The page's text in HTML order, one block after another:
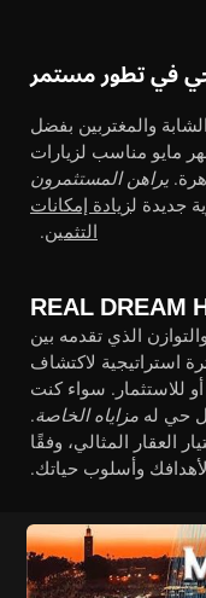
والمغتربين بفضل
مايو مناسب لزيارات
يراهن المستثمرون
جديدة لزيادة إمكانات
التثمين.
والتوازن الذي تقدمه بين
استراتيجية لاكتشاف
للاستثمار. سواء كنت
حي له مزاياه الخاصة.
العقار المثالي، وفقًا
لأهدافك وأسلوب حياتك.